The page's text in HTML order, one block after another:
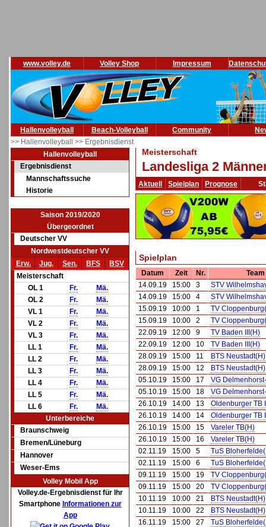
www.volley.de Volley Shop Impressum
Hallenvolleyball Beach-Volleyball Community
>> Hallenvolleyball >> Ergebnisdienst
Hallenvolleyball
Ergebnisdienst
Mannschaftssuche
Historie
Saison 2019/2020
Übergeordnet
Deutscher VV
Nordwestdeutscher VV
Erw.
Jug. Sen. BFS
BSV
Meisterschaft
OL 1
Fr.
Mä.
OL 2
Fr.
Mä.
VL 1
Fr.
Mä.
VL 2
Fr.
Mä.
VL 3
Fr.
Mä.
LL 1
Fr.
Mä.
LL 2
Fr.
Mä.
LL 3
Fr.
Mä.
LL 4
Fr.
Mä.
LL 5
Fr.
Mä.
LL 6
Fr.
Mä.
Unterbereiche
Braunschweig
Bremen/Lüneburg
Hannover
Weser-Ems
Volley Mobil App
Volley.de-Ergebnisdienst für Ihr
Smartphone Informationen zur
App
Meisterschaft
Landesliga 2
Aktuell Spielplan Prognose
Spielplan
Datum Zeit Nr.
14.09.19
15:00 3
STV
14.09.19
15:00 4
STV
15.09.19
10:00 1
TV
15.09.19
10:00 2
TV
22.09.19
12:00 9
TV Baden III(H)
22.09.19
12:00 10
TV Baden III(H)
28.09.19
15:00 11
BTS Neustadt(H)
28.09.19
15:00 12
BTS Neustadt(H)
05.10.19
15:00 17
VG
05.10.19
15:00 18
VG
26.10.19
14:00 13
Oldenburger TB
26.10.19
14:00 14
Oldenburger TB
26.10.19
15:00 15
Vareler TB(H)
26.10.19
15:00 16
Vareler TB(H)
02.11.19
15:00 5
TuS
02.11.19
15:00 6
TuS
09.11.19
15:00 19
TV
09.11.19
15:00 20
TV
10.11.19
10:00 21
BTS Neustadt(H)
10.11.19
10:00 22
BTS Neustadt(H)
16.11.19
15:00 27
TuS